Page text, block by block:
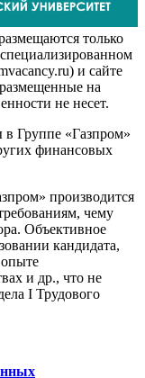
только
и сайте
на
не несет.
в Группе «Газпром»
финансовых
производится
чему
Объективное
кандидата,
и др., что не
I Трудового